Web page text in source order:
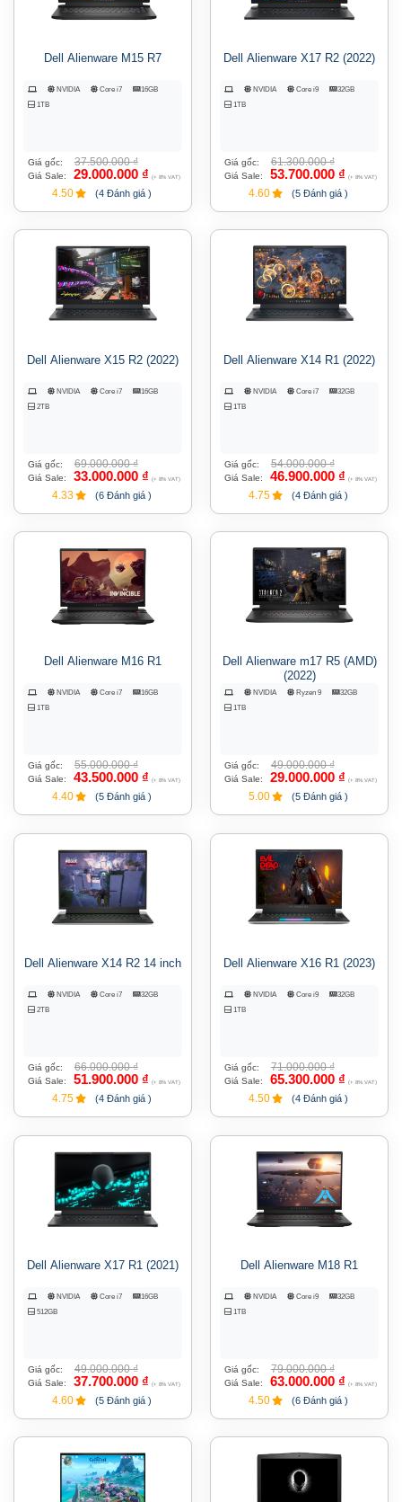
Dell Alienware M15 R7
NVIDIA Core i7
16GB
1TB
Giá gốc: 37.500.000₫
Giá Sale: 29.000.000 ₫ (+ 8% VAT)
4.50 (4 Đánh giá )
Dell Alienware X17 R2 (2022)
NVIDIA Core i9
32GB
1TB
Giá gốc: 61.300.000₫
Giá Sale: 53.700.000 ₫ (+ 8% VAT)
4.60 (5 Đánh giá )
Dell Alienware X15 R2 (2022)
NVIDIA Core i7
16GB
2TB
Giá gốc: 69.000.000₫
Giá Sale: 33.000.000 ₫ (+ 8% VAT)
4.33 (6 Đánh giá )
Dell Alienware X14 R1 (2022)
NVIDIA Core i7
32GB
1TB
Giá gốc: 54.000.000₫
Giá Sale: 46.900.000 ₫ (+ 8% VAT)
4.75 (4 Đánh giá )
Dell Alienware M16 R1
NVIDIA Core i7
16GB
1TB
Giá gốc: 55.000.000₫
Giá Sale: 43.500.000 ₫ (+ 8% VAT)
4.40 (5 Đánh giá )
Dell Alienware m17 R5 (AMD)
(2022)
NVIDIA Ryzen 9
32GB
1TB
Giá gốc: 49.000.000₫
Giá Sale: 29.000.000 ₫ (+ 8% VAT)
5.00 (5 Đánh giá )
Dell Alienware X14 R2 14 inch
NVIDIA Core i7
32GB
2TB
Giá gốc: 66.000.000₫
Giá Sale: 51.900.000 ₫ (+ 8% VAT)
4.75 (4 Đánh giá )
Dell Alienware X16 R1 (2023)
NVIDIA Core i9
32GB
1TB
Giá gốc: 71.000.000₫
Giá Sale: 65.300.000 ₫ (+ 8% VAT)
4.50 (4 Đánh giá )
Dell Alienware X17 R1 (2021)
NVIDIA Core i7
16GB
512GB
Giá gốc: 49.000.000₫
Giá Sale: 37.700.000 ₫ (+ 8% VAT)
4.60 (5 Đánh giá )
Dell Alienware M18 R1
NVIDIA Core i9
32GB
1TB
Giá gốc: 79.000.000₫
Giá Sale: 63.000.000 ₫ (+ 8% VAT)
4.50 (6 Đánh giá )